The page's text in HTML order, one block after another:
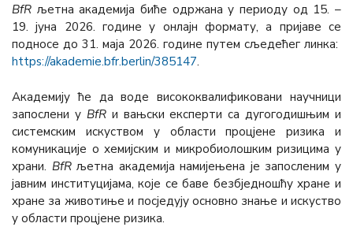
BfR љетна академија биће одржана у периоду од 15. –
19. јуна 2026. године у онлајн формату, а пријаве се
подносе до 31. маја 2026. године путем сљедећег линка:
https://akademie.bfr.berlin/385147.
Академију ће дa водe висококвалификовани научници
запослени у BfRи вањски експерти са дугогодишњим и
системским искуством у области процјене ризика и
комуникације о хемијским и микробиолошким ризицима у
храни. BfRљетна академија намијењена је запосленим у
јавним институцијама, које се баве безбједношћу хране и
хране за животиње и посједују основно знање и искуство
у области процјене ризика.